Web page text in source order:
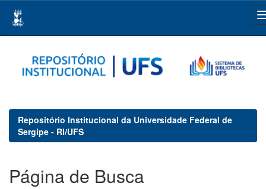
navigation
Repositório Institucional da Universidade Federal de
Sergipe - RI/UFS
Página de Busca